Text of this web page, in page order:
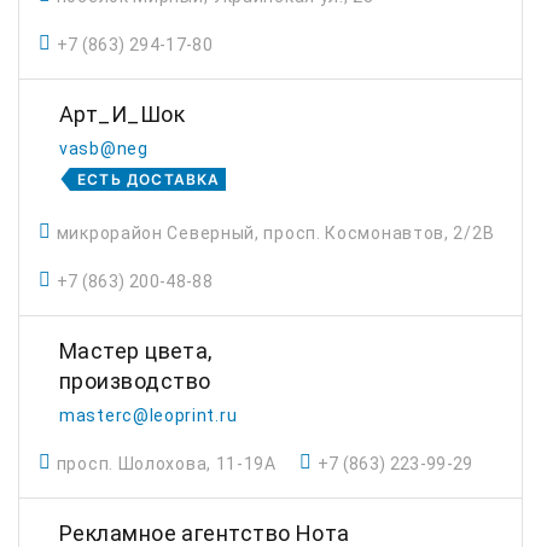
+7 (863) 294-17-80
Арт_И_Шок
vasb@neg
ЕСТЬ ДОСТАВКА
микрорайон Северный, просп. Космонавтов, 2/2В
+7 (863) 200-48-88
Мастер цвета,
производство
masterc@leoprint.ru
просп. Шолохова, 11-19А +7 (863) 223-99-29
Рекламное агентство Нота